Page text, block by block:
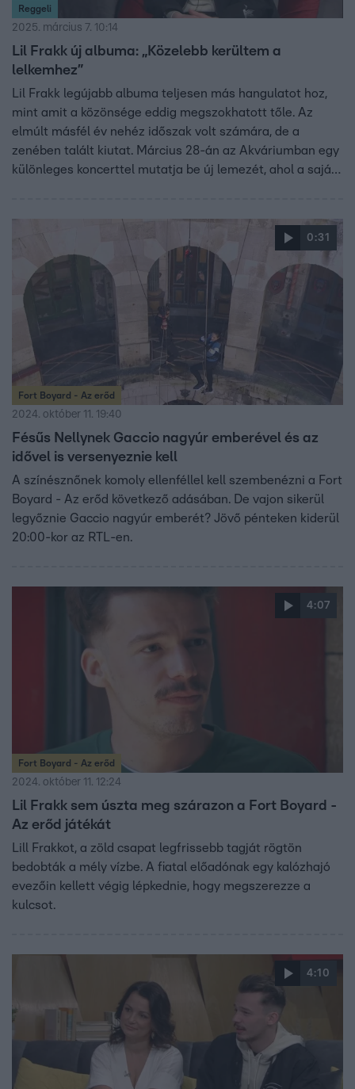
Reggeli
2025. március 7. 10:14
Lil Frakk új albuma: „Közelebb kerültem a
lelkemhez”
Lil Frakk legújabb albuma teljesen más hangulatot hoz,
mint amit a közönsége eddig megszokhatott tőle. Az
elmúlt másfél év nehéz időszak volt számára, de a
zenében talált kiutat. Március 28-án az Akváriumban egy
különleges koncerttel mutatja be új lemezét, ahol a saját
0:31
Fort Boyard - Az erőd
2024. október 11. 19:40
Fésűs Nellynek Gaccio nagyúr emberével és az
idővel is versenyeznie kell
A színésznőnek komoly ellenféllel kell szembenézni a Fort
Boyard - Az erőd következő adásában. De vajon sikerül
legyőznie Gaccio nagyúr emberét? Jövő pénteken kiderül
20:00-kor az RTL-en.
4:07
Fort Boyard - Az erőd
2024. október 11. 12:24
Lil Frakk sem úszta meg szárazon a Fort Boyard -
Az erőd játékát
Lill Frakkot, a zöld csapat legfrissebb tagját rögtön
bedobták a mély vízbe. A fiatal előadónak egy kalózhajó
evezőin kellett végig lépkednie, hogy megszerezze a
kulcsot.
4:10